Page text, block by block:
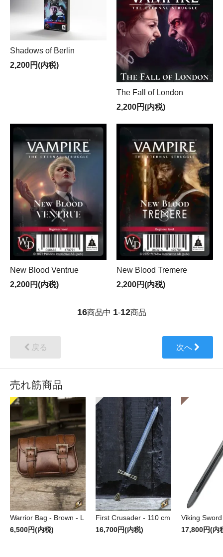
Shadows of Berlin
2,200円(内税)
The Fall of London
2,200円(内税)
New Blood Ventrue
2,200円(内税)
New Blood Tremere
2,200円(内税)
16商品中 1-12商品
戻る 次へ
売れ筋商品
Warrior Bag - Brown - L
6,500円(内税)
First Crusader - 110 cm
16,700円(内税)
Viking Sword
17,800円(内